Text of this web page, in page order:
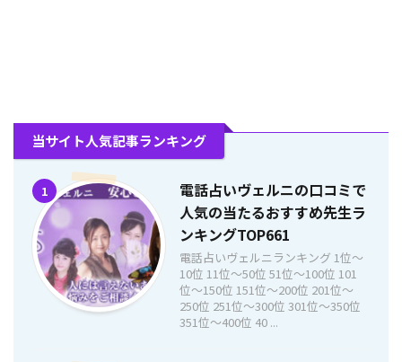
当サイト人気記事ランキング
1
電話占いヴェルニの口コミで
人気の当たるおすすめ先生ラ
ンキングTOP661
電話占いヴェルニランキング 1位〜
10位 11位〜50位 51位〜100位 101
位〜150位 151位〜200位 201位〜
250位 251位〜300位 301位〜350位
351位〜400位 40 ...